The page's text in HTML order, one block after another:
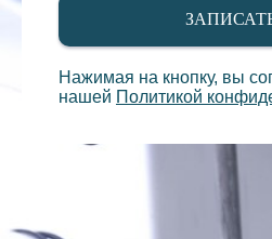
Нажимая на кнопку, вы
нашей Политикой